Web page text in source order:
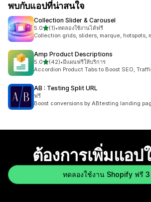
พบกับแอปที่น่าสนใจ
Collection Slider & Carousel
5.0เต็ม 5 ดาว
(1)
ทั้งหมด 1 รีวิว
•ทดลองใช้งานได้ฟรี
Collection grids, sliders, marque, hotspots,
Amp Product Descriptions
5.0เต็ม 5 ดาว
(42)
ทั้งหมด 42 รีวิว
•มีแผนฟรีให้บริการ
Accordion Product Tabs to Boost SEO,
AB : Testing Split URL
ฟรี
Boost conversions by ABtesting landing
ต้องการเพิ่มแอป
ทดลองใช้งาน Shopify ฟรี